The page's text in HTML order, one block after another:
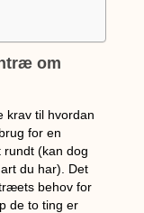
om
krav til hvordan
for en
rundt (kan dog
du har). Det
behov for
de to ting er